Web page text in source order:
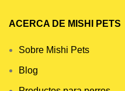
ACERCA DE MISHI PETS
Sobre Mishi Pets
Blog